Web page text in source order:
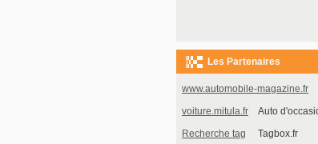
Les Partenaires
www.automobile-magazine.fr
voiture.mitula.fr Auto
Recherche tag Tagbox.fr